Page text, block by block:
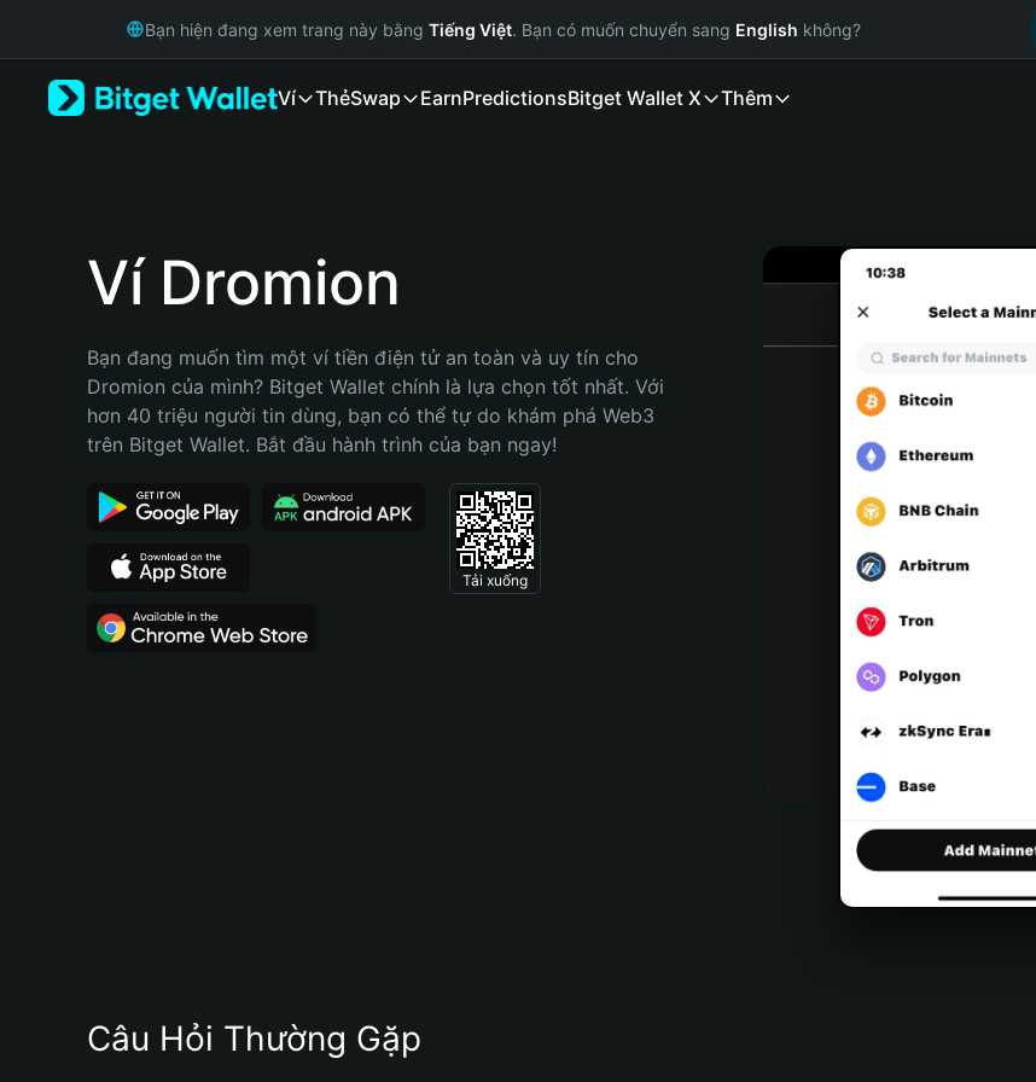
Русский
Bahasa Indonesia
Português (Brasil)
Bạn hiện đang xem trang này bằng Tiếng Việt. Bạn có muốn chuyển sang English không?
Ví ThẻSwap EarnPredictionsBitget Wallet X Thêm
Ví Dromion
Bạn đang muốn tìm một ví tiền điện tử an toàn và uy tín cho
Dromion của mình? Bitget Wallet chính là lựa chọn tốt nhất. Với
hơn 40 triệu người tin dùng, bạn có thể tự do khám phá Web3
trên Bitget Wallet. Bắt đầu hành trình của bạn ngay!
Tải xuống
Câu Hỏi Thường Gặp